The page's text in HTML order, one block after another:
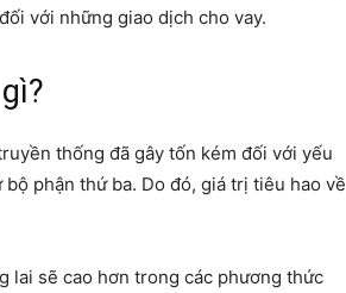
với những giao dịch cho vay.
thống đã gây tốn kém đối với yếu
phận thứ ba. Do đó, giá trị tiêu hao về
lai sẽ cao hơn trong các phương thức